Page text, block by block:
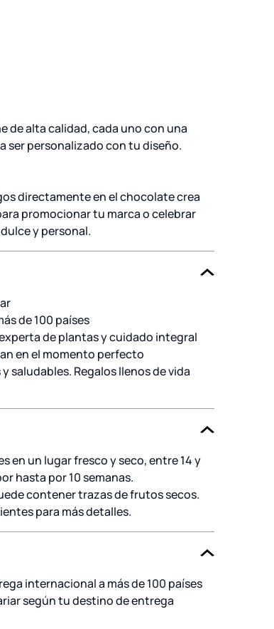
de alta calidad, cada uno con una
ser personalizado con tu diseño.
directamente en el chocolate crea
promocionar tu marca o celebrar
y personal.
de 100 países
de plantas y cuidado integral
en el momento perfecto
saludables. Regalos llenos de vida
en un lugar fresco y seco, entre 14 y
hasta por 10 semanas.
contener trazas de frutos secos.
para más detalles.
internacional a más de 100 países
según tu destino de entrega